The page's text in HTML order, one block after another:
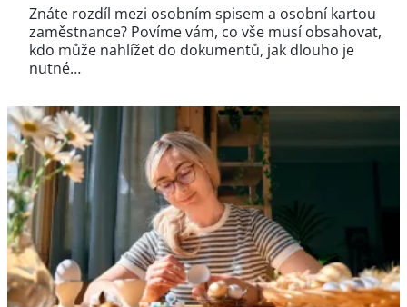
Znáte rozdíl mezi osobním spisem a osobní kartou
zaměstnance? Povíme vám, co vše musí obsahovat,
kdo může nahlížet do dokumentů, jak dlouho je
nutné…